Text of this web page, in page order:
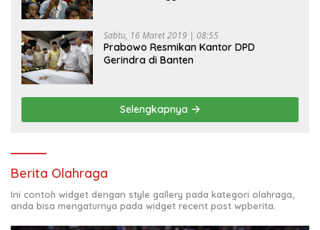
Sabtu, 16 Maret 2019 | 08:55
Prabowo Resmikan Kantor DPD
Gerindra di Banten
Selengkapnya
Berita Olahraga
Ini contoh widget dengan style gallery pada kategori olahraga,
anda bisa mengaturnya pada widget recent post wpberita.